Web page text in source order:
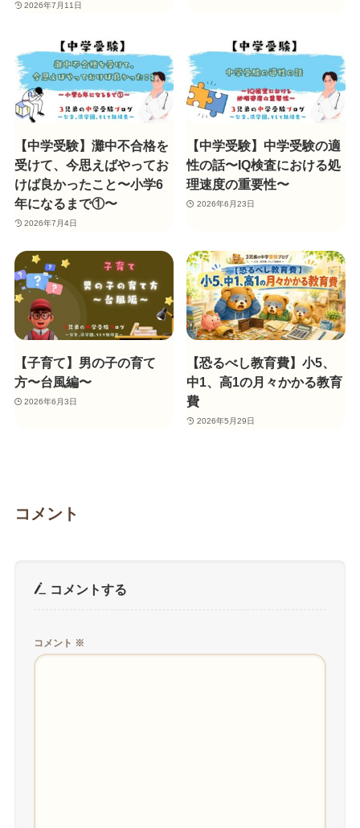
2026年7月11日
【中学受験】灘中不合格を
受けて、今思えばやってお
けば良かったこと〜小学6
年になるまで①〜
2026年7月4日
【中学受験】中学受験の適
性の話〜IQ検査における処
理速度の重要性〜
2026年6月23日
【子育て】男の子の育て
方〜台風編〜
2026年6月3日
【恐るべし教育費】小5、
中1、高1の月々かかる教育
費
2026年5月29日
コメント
コメントする
コメント ※